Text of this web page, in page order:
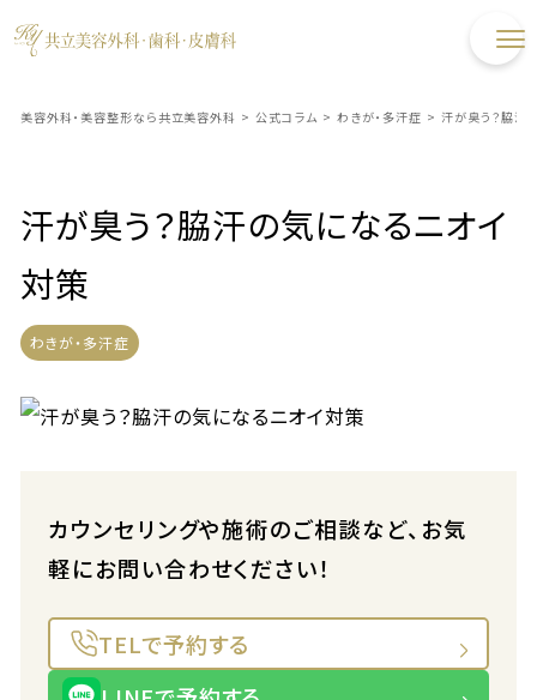
美容外科・美容整形なら共立美容外科 > 公式コラム > わきが・多汗症 > 汗が臭う？脇汗
汗が臭う？脇汗の気になるニオイ
対策
わきが・多汗症
カウンセリングや施術のご相談など、お気
軽にお問い合わせください！
TELで予約する